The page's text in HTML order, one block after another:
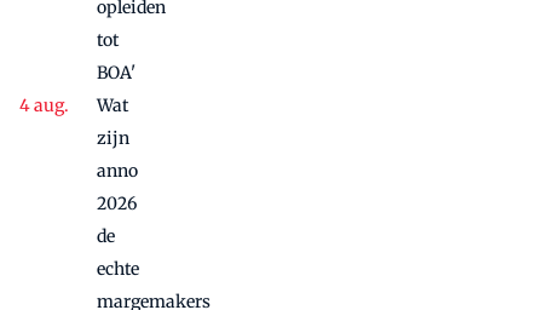
opleiden
tot
BOA'
Wat
zijn
anno
2026
de
echte
margemakers